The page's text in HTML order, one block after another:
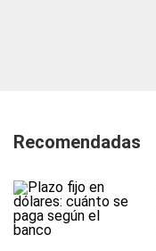
Recomendadas